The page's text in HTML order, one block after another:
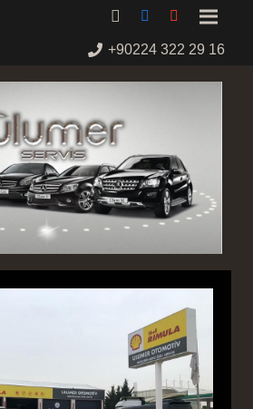
+90224 322 29 16